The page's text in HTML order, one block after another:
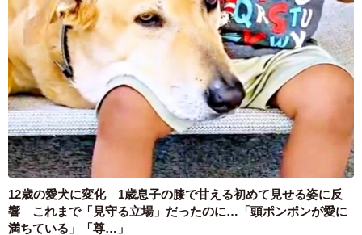
2026.08.08
太っ腹！京都の老舗中華料理店がフルコース料
理50人前を無料提供 「一市民としてお礼を」
つながる善意の輪
京都新聞社
2026.08.08
ボロボロで不細工なおじいちゃん猫に一目惚
れ エイズだし手がかかるけど…おうちで暮ら
すと「おじ猫」だって可愛くなったよ！